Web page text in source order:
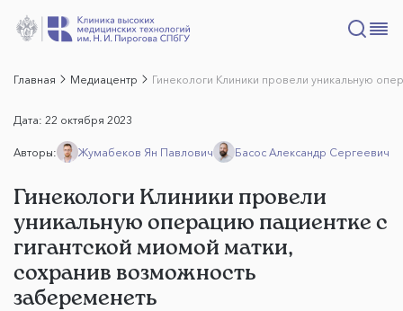
Главная Медиацентр Гинекологи Клиники провели уникальную
Дата: 22 октября 2023
Авторы: Жумабеков Ян Павлович Басос Александр Сергеевич
Гинекологи Клиники провели
уникальную операцию пациентке с
гигантской миомой матки,
сохранив возможность
забеременеть